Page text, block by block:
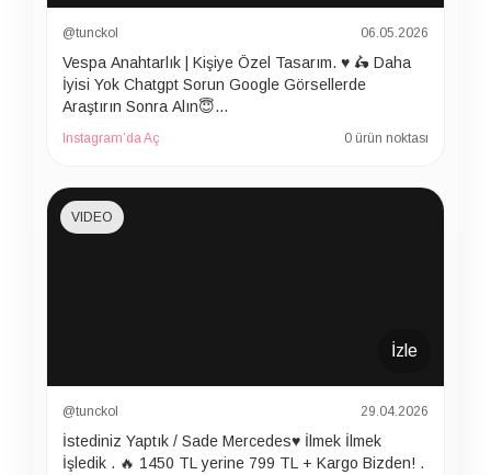
@tunckol 06.05.2026
Vespa Anahtarlık | Kişiye Özel Tasarım. ♥️ 🛵 Daha
İyisi Yok Chatgpt Sorun Google Görsellerde
Araştırın Sonra Alın😇…
Instagram’da Aç 0 ürün noktası
İzle
VIDEO
@tunckol 29.04.2026
İstediniz Yaptık / Sade Mercedes♥️ İlmek İlmek
İşledik . 🔥 1450 TL yerine 799 TL + Kargo Bizden! .